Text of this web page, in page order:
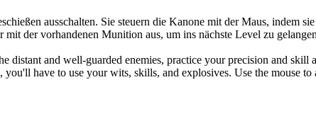
ausschalten. Sie steuern die Kanone mit der Maus, indem
der vorhandenen Munition aus, um ins nächste Level zu
and well-guarded enemies, practice your precision and skill
have to use your wits, skills, and explosives. Use the mouse to